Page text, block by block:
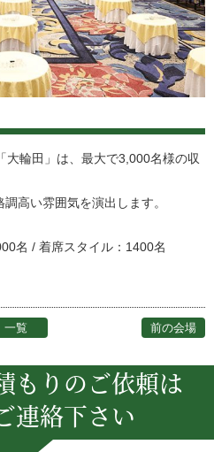
大輪田」は、最大で3,000名様の収
高い雰囲気を演出します。
名 / 着席スタイル：1400名
一覧 前の会場
もりのご依頼は
連絡下さい